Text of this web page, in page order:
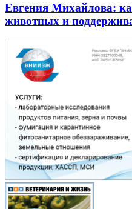
Евгения Михайлова:
животных и